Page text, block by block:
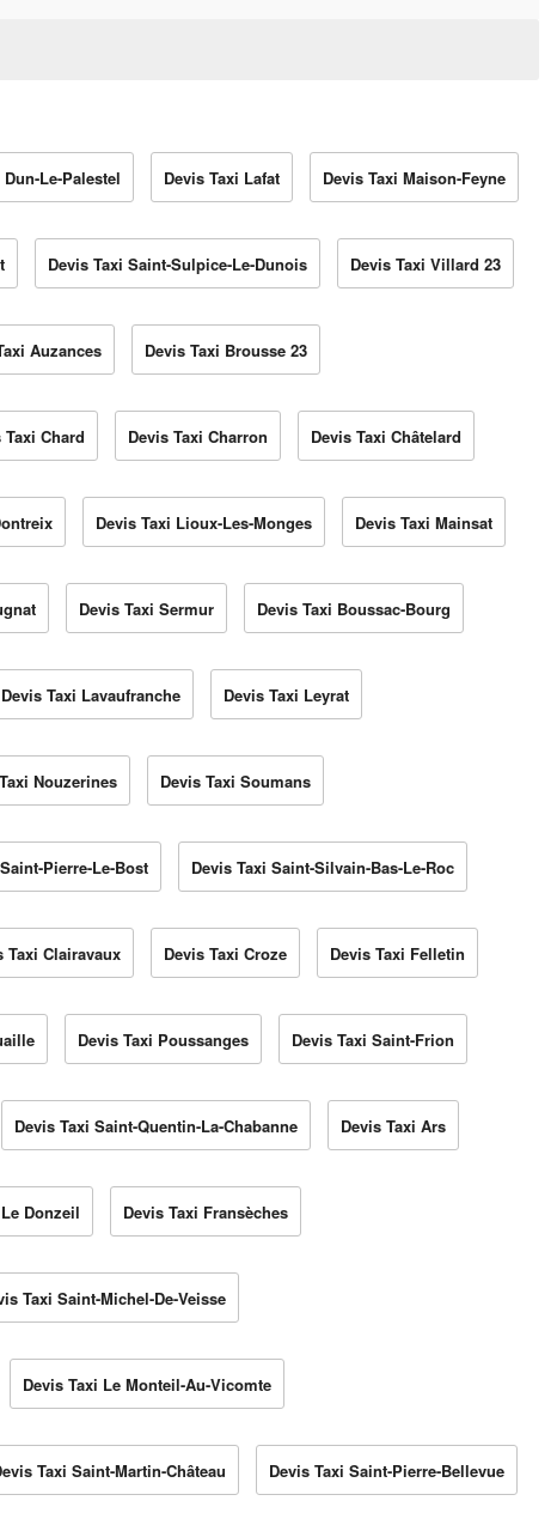
Le-Palestel Devis Taxi Lafat Devis Taxi Maison-Feyne
Devis Taxi Saint-Sulpice-Le-Dunois Devis Taxi Villard 23
Auzances Devis Taxi Brousse 23
Taxi Chard Devis Taxi Charron Devis Taxi Châtelard
Devis Taxi Lioux-Les-Monges Devis Taxi Mainsat
Devis Taxi Sermur Devis Taxi Boussac-Bourg
Devis Taxi Lavaufranche Devis Taxi Leyrat
Nouzerines Devis Taxi Soumans
Pierre-Le-Bost Devis Taxi Saint-Silvain-Bas-Le-Roc
Taxi Clairavaux Devis Taxi Croze Devis Taxi Felletin
Devis Taxi Poussanges Devis Taxi Saint-Frion
Devis Taxi Saint-Quentin-La-Chabanne Devis Taxi Ars
Donzeil Devis Taxi Fransèches
Taxi Saint-Michel-De-Veisse
Devis Taxi Le Monteil-Au-Vicomte
Taxi Saint-Martin-Château Devis Taxi Saint-Pierre-Bellevue